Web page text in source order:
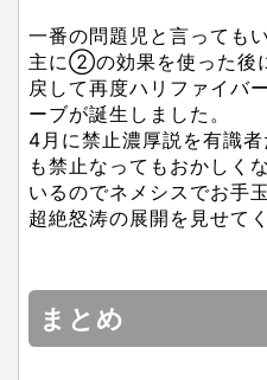
一番の問題児と言っても
主に②の効果を使った後
戻して再度ハリファイバ
ーブが誕生しました。
4月に禁止濃厚説を有識
も禁止なってもおかしく
いるのでネメシスでお手
超絶怒涛の展開を見せて
まとめ